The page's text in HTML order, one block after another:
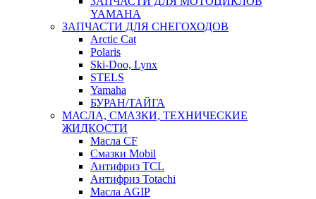
YAMAHA
ЗАПЧАСТИ ДЛЯ СНЕГОХОДОВ
Arctic Cat
Polaris
Ski-Doo, Lynx
STELS
Yamaha
БУРАН/ТАЙГА
МАСЛА, СМАЗКИ, ТЕХНИЧЕСКИЕ
ЖИДКОСТИ
Масла CF
Смазки Mobil
Антифриз TCL
Антифриз Totachi
Масла AGIP